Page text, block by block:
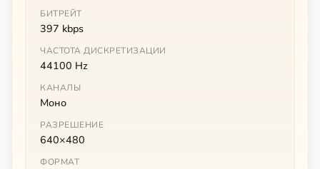
БИТРЕЙТ
397 kbps
ЧАСТОТА ДИСКРЕТИЗАЦИИ
44100 Hz
КАНАЛЫ
Моно
РАЗРЕШЕНИЕ
640×480
ФОРМАТ